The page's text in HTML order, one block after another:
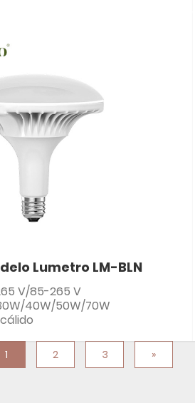
Lumetro LM-BLN
V/85-265 V
40W/50W/70W
1 2 3 »